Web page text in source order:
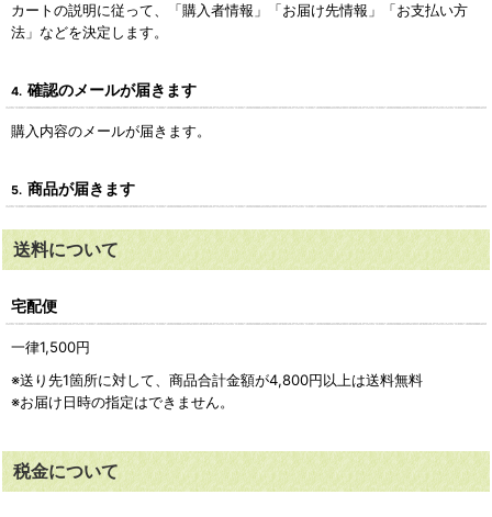
カートの説明に従って、「購入者情報」「お届け先情報」「お支払い方
法」などを決定します。
4. 確認のメールが届きます
購入内容のメールが届きます。
5. 商品が届きます
送料について
宅配便
一律1,500円
※送り先1箇所に対して、商品合計金額が4,800円以上は送料無料
※お届け日時の指定はできません。
税金について